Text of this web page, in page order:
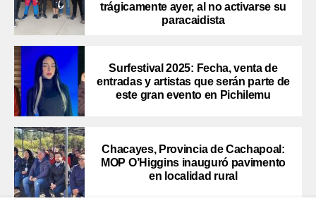
trágicamente ayer, al no activarse su
paracaidista
Surfestival 2025: Fecha, venta de
entradas y artistas que serán parte de
este gran evento en Pichilemu
Chacayes, Provincia de Cachapoal:
MOP O’Higgins inauguró pavimento
en localidad rural